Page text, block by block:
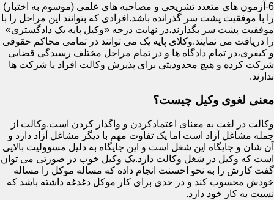
6-آزمون های متعدد تشریحی و مصاحبه های علمی (موسوم به اختبار)
را با موفقیت پشت سر گذرانده باشد.افرادی که بتوانند این مراحل را با
موفقیت پشت سر بگذارند،در نهایت درجه «وکیل پایه یک دادگستری»
را دریافت می نمایند.وکلای پایه یک می توانند در تمامی محاکم حقوقی
و کیفری،در تمام دادگاه ها و در تمام مراحل مختلف رسیدگی قضایی
شرکت کرده و هیچ محدودیتی برای پذیرش وکالت افراد یا شرکت ها
ندارند.
معنی لغوی وکیل چیست؟
وکالت در لغت به معنای اعتمادکردن و واگذار کردن است.وکالت از
جمله مشاغل آزاد است اما یک تفاوت مهم با دیگر مشاغل آزاد دارد و
آن شان و جایگاه این شغل است و این جایگاه به دلیل مسوولیت بالایی
است که وکیل در شغل وکالت دارد.یک وکیل خوب در صورتی می توان
گفت کارش را به نحو احسنت انجام داده که مساله موکل را مساله
خودش محسوب کند و در حدی برای کار موکل دغدغه داشته باشد که
نسبت به کار خود دارد.